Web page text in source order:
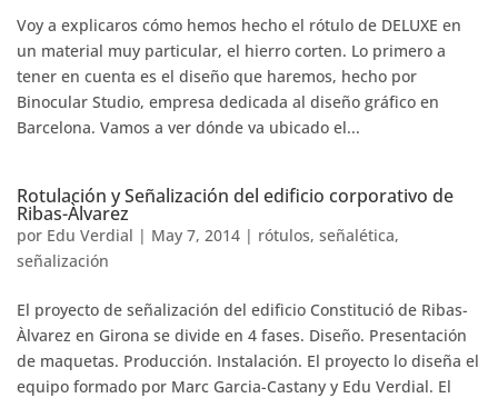
Voy a explicaros cómo hemos hecho el rótulo de DELUXE en
un material muy particular, el hierro corten. Lo primero a
tener en cuenta es el diseño que haremos, hecho por
Binocular Studio, empresa dedicada al diseño gráfico en
Barcelona. Vamos a ver dónde va ubicado el...
Rotulación y Señalización del edificio corporativo de
Ribas-Àlvarez
por Edu Verdial | May 7, 2014 | rótulos, señalética,
señalización
El proyecto de señalización del edificio Constitució de Ribas-
Àlvarez en Girona se divide en 4 fases. Diseño. Presentación
de maquetas. Producción. Instalación. El proyecto lo diseña el
equipo formado por Marc Garcia-Castany y Edu Verdial. El